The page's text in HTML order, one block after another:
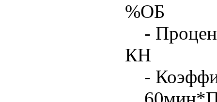
%ОБ
-
КН
-